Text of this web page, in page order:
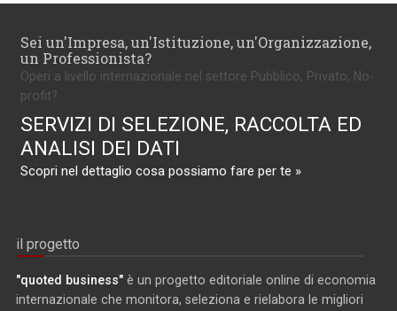
Sei un'Impresa, un'Istituzione, un'Organizzazione,
un Professionista?
Operi a livello internazionale nel settore Pubblico, Privato, No-
profit?
SERVIZI DI SELEZIONE, RACCOLTA ED
ANALISI DEI DATI
Scopri nel dettaglio cosa possiamo fare per te »
il progetto
"quoted business" è un progetto editoriale online di economia
internazionale che monitora, seleziona e rielabora le migliori